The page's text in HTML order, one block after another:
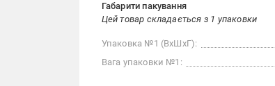
Габарити пакування
Цей товар складається з 1 упаковки
Упаковка №1 (ВхШхГ):
Вага упаковки №1: